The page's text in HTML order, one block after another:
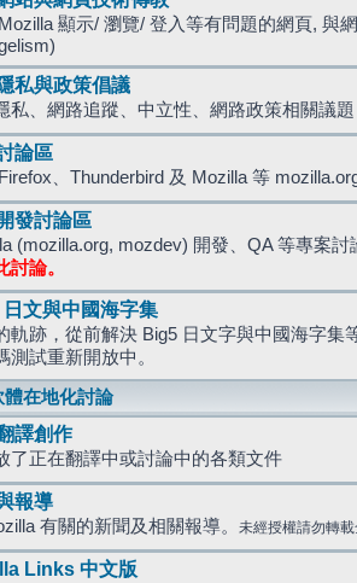
顯示/ 瀏覽/ 登入等有問題的網頁, 與
私與政策倡議
私、網路追蹤、中立性、網路政策相關議題
論區
、Thunderbird 及 Mozilla 等
發討論區
(mozilla.org, mozdev) 開發、QA 等專案討
討論。
日文與中國海字集
軌跡，從前解決 Big5 日文字與中國海字集
測試重新開放中。
在地化討論
譯創作
了正在翻譯中或討論中的各類文件
報導
有關的新聞及相關報導。 未經授權請勿轉
Links 中文版